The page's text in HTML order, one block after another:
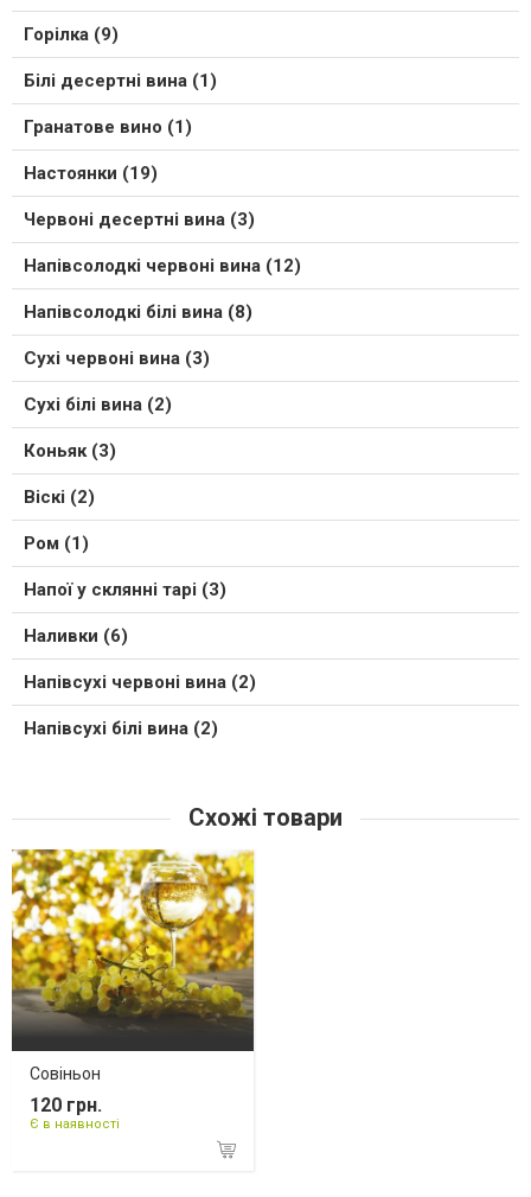
Горілка (9)
Білі десертні вина (1)
Гранатове вино (1)
Настоянки (19)
Червоні десертні вина (3)
Напівсолодкі червоні вина (12)
Напівсолодкі білі вина (8)
Сухі червоні вина (3)
Сухі білі вина (2)
Коньяк (3)
Віскі (2)
Ром (1)
Напої у склянні тарі (3)
Наливки (6)
Напівсухі червоні вина (2)
Напівсухі білі вина (2)
Схожі товари
Совіньон
120 грн.
Є в наявності